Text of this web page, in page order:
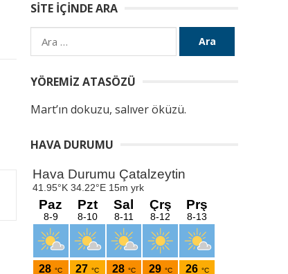
SITE İÇINDE ARA
Arama:
YÖREMIZ ATASÖZÜ
Mart’ın dokuzu, salıver öküzü.
HAVA DURUMU